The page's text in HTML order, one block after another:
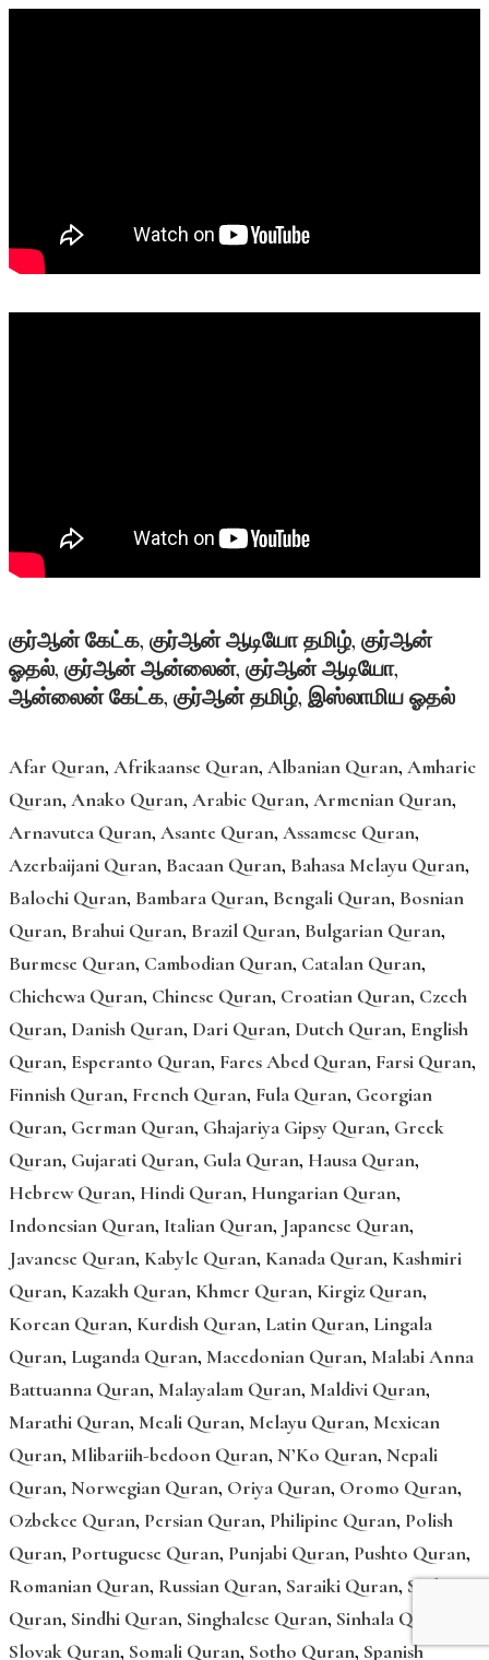
குர்ஆன் கேட்க, குர்ஆன் ஆடியோ தமிழ், குர்ஆன்
ஓதல், குர்ஆன் ஆன்லைன், குர்ஆன் ஆடியோ,
ஆன்லைன் கேட்க, குர்ஆன் தமிழ், இஸ்லாமிய ஓதல்
Afar Quran, Afrikaanse Quran, Albanian Quran, Amharic
Quran, Anako Quran, Arabic Quran, Armenian Quran,
Arnavutca Quran, Asante Quran, Assamese Quran,
Azerbaijani Quran, Bacaan Quran, Bahasa Melayu Quran,
Balochi Quran, Bambara Quran, Bengali Quran, Bosnian
Quran, Brahui Quran, Brazil Quran, Bulgarian Quran,
Burmese Quran, Cambodian Quran, Catalan Quran,
Chichewa Quran, Chinese Quran, Croatian Quran, Czech
Quran, Danish Quran, Dari Quran, Dutch Quran, English
Quran, Esperanto Quran, Fares Abed Quran, Farsi Quran,
Finnish Quran, French Quran, Fula Quran, Georgian
Quran, German Quran, Ghajariya Gipsy Quran, Greek
Quran, Gujarati Quran, Gula Quran, Hausa Quran,
Hebrew Quran, Hindi Quran, Hungarian Quran,
Indonesian Quran, Italian Quran, Japanese Quran,
Javanese Quran, Kabyle Quran, Kanada Quran, Kashmiri
Quran, Kazakh Quran, Khmer Quran, Kirgiz Quran,
Korean Quran, Kurdish Quran, Latin Quran, Lingala
Quran, Luganda Quran, Macedonian Quran, Malabi Anna
Battuanna Quran, Malayalam Quran, Maldivi Quran,
Marathi Quran, Meali Quran, Melayu Quran, Mexican
Quran, Mlibariih-bedoon Quran, N’Ko Quran, Nepali
Quran, Norwegian Quran, Oriya Quran, Oromo Quran,
Ozbekce Quran, Persian Quran, Philipine Quran, Polish
Quran, Portuguese Quran, Punjabi Quran, Pushto Quran,
Romanian Quran, Russian Quran, Saraiki Quran, Serbian
Quran, Sindhi Quran, Singhalese Quran, Sinhala Quran
Slovak Quran, Somali Quran, Sotho Quran, Spanish